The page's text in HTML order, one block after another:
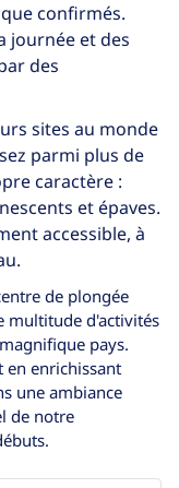
confirmés.
journée et des
des
sites au monde
parmi plus de
caractère :
et épaves.
accessible, à
de plongée
multitude d'activités
pays.
en enrichissant
une ambiance
de notre